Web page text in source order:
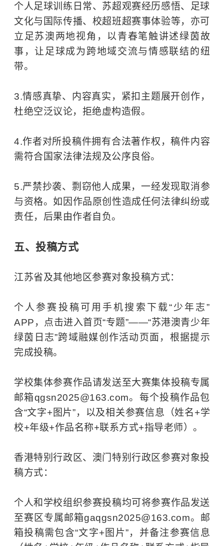
个人足球训练日常、苏超观赛经历感悟、足球
文化与国际传播、校超班超赛事体验等，亦可
立足苏澳两地视角，以青春笔触讲述绿茵故
事，让足球成为跨地域交流与情感联结的纽
带。
3.情感真挚、内容真实，紧扣主题展开创作，
杜绝空泛议论，拒绝虚构造假。
4.作者对所投稿件拥有合法著作权，稿件内容
需符合国家法律法规及公序良俗。
5.严禁抄袭、剽窃他人成果，一经发现取消参
与资格。如因作品原创性造成任何法律纠纷或
责任，后果由作者自负。
五、投稿方式
江苏省及其他地区参赛对象投稿方式：
个人参赛投稿可用手机搜索下载“少年志”
APP，点击进入首页“专题”——“苏港澳青少年
绿茵日志”跨域融媒创作活动页面，根据提示
完成投稿。
学校集体参赛作品请发送至大赛集体投稿专属
邮箱qgsn2025@163.com。每个投稿作品包
含“文字+图片”，以及相关参赛信息（姓名+学
校+年级+作品名称+联系方式+指导老师）。
香港特别行政区、澳门特别行政区参赛对象投
稿方式：
个人和学校组织参赛投稿均可将参赛作品发送
至赛区专属邮箱gaqgsn2025@163.com。邮
箱投稿需包含“文字+图片”，并备注参赛信息